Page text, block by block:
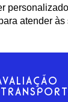
atender às